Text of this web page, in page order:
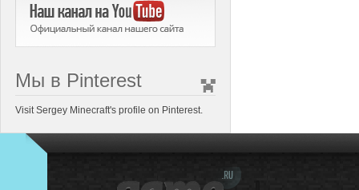
Мы в Pinterest
Visit Sergey Minecraft's profile on Pinterest.